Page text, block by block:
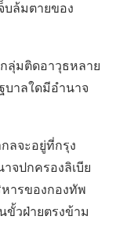
บล้มตายของ
ลุ่มติดอาวุธหลาย
าลใดมีอำนาจ
ลจะอยู่ที่กรุง
จปกครองลิเบีย
ารของกองทัพ
ขั้วฝ่ายตรงข้าม